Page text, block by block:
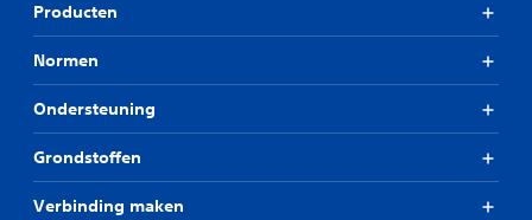
Producten
Normen
Ondersteuning
Grondstoffen
Verbinding maken